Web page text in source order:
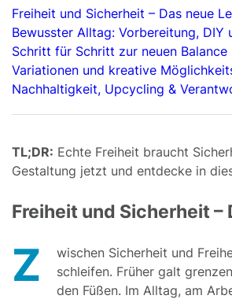
Freiheit und Sicherheit – Das neue
Bewusster Alltag: Vorbereitung, DIY
Schritt für Schritt zur neuen Balance
Variationen und kreative
Nachhaltigkeit, Upcycling &
TL;DR: Echte Freiheit braucht
Gestaltung jetzt und entdecke in
Freiheit und Sicherheit
Z
wischen Sicherheit und
schleifen. Früher galt
den Füßen. Im Alltag, am